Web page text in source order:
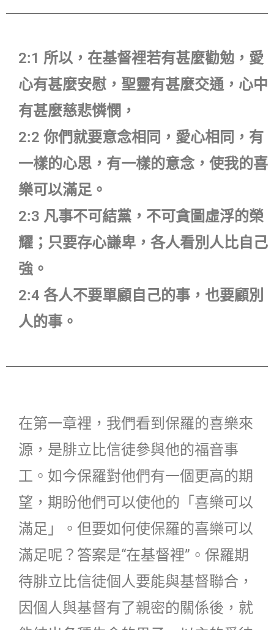
2:1 所以，在基督裡若有甚麼勸勉，愛
心有甚麼安慰，聖靈有甚麼交通，心中
有甚麼慈悲憐憫，
2:2 你們就要意念相同，愛心相同，有
一樣的心思，有一樣的意念，使我的喜
樂可以滿足。
2:3 凡事不可結黨，不可貪圖虛浮的榮
耀；只要存心謙卑，各人看別人比自己
強。
2:4 各人不要單顧自己的事，也要顧別
人的事。
在第一章裡，我們看到保羅的喜樂來
源，是腓立比信徒參與他的福音事
工。如今保羅對他們有一個更高的期
望，期盼他們可以使他的「喜樂可以
滿足」。但要如何使保羅的喜樂可以
滿足呢？答案是“在基督裡”。保羅期
待腓立比信徒個人要能與基督聯合，
因個人與基督有了親密的關係後，就